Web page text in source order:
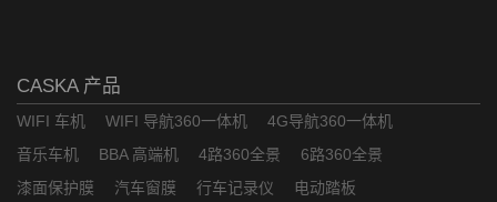
CASKA 产品
WIFI 车机 WIFI 导航360一体机
4G导航360一体机
音乐车机
BBA 高端机 4路360全景
6路360全景
漆面保护膜
汽车窗膜 行车记录仪
电动踏板